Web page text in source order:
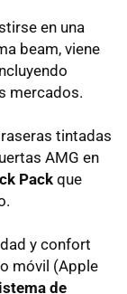
en una
beam, viene
mercados.
tintadas
AMG en
Pack que
y confort
móvil (Apple
de